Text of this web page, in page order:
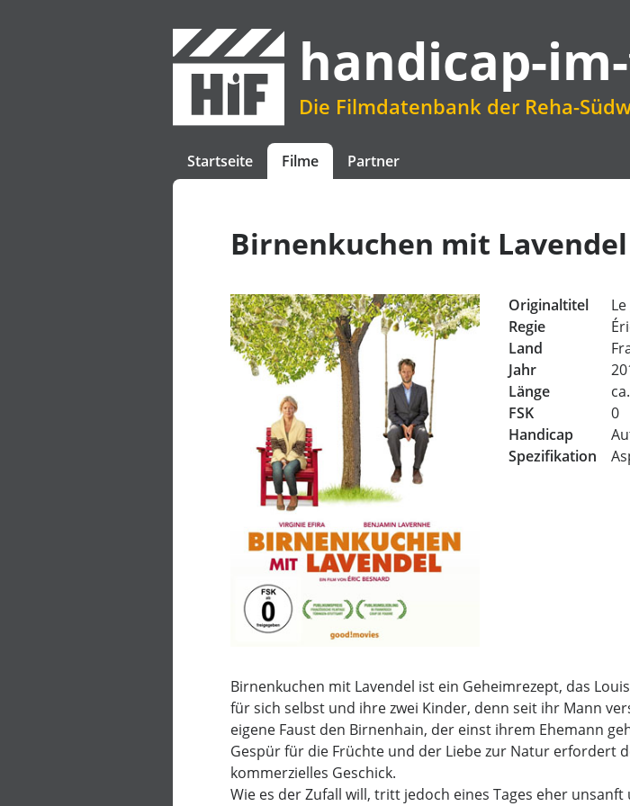
handicap-
Die Filmdatenbank der Reha-
Startseite Filme Partner
Birnenkuchen mit Lavendel
Originaltitel
Regie
Land
Jahr
Länge
FSK
0
Handicap
Spezifikation
Birnenkuchen mit Lavendel ist ein Geheimrezept, das
für sich selbst und ihre zwei Kinder, denn seit ihr Mann
eigene Faust den Birnenhain, der einst ihrem Ehemann
Gespür für die Früchte und der Liebe zur Natur erfordert
kommerzielles Geschick.
Wie es der Zufall will, tritt jedoch eines Tages eher